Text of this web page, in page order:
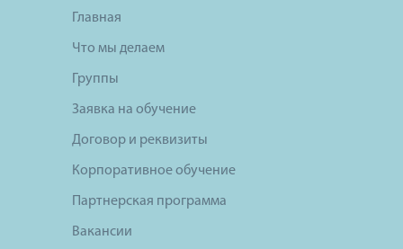
Главная
Что мы делаем
Группы
Заявка на обучение
Договор и реквизиты
Корпоративное обучение
Партнерская программа
Вакансии